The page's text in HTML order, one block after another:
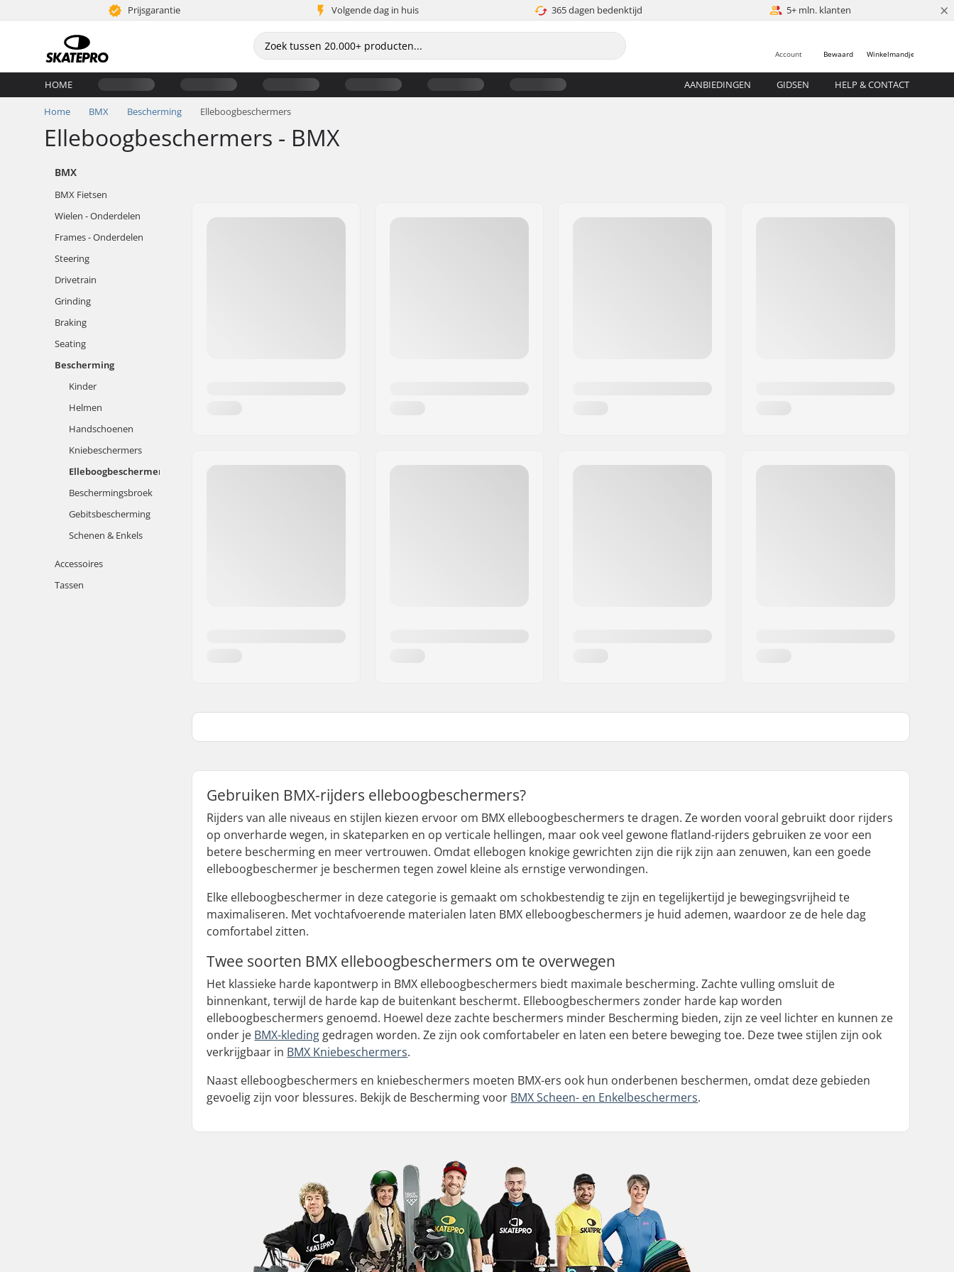
Prijsgarantie Volgende dag in huis 365 dagen bedenktijd 5+ mln. klanten ×
Winkelmandje
Bewaard
Account
HOME AANBIEDINGEN GIDSEN HELP & CONTACT
Home BMX Bescherming Elleboogbeschermers
Elleboogbeschermers - BMX
BMX
BMX Fietsen
Wielen - Onderdelen
Frames - Onderdelen
Steering
Drivetrain
Grinding
Braking
Seating
Bescherming
Kinder
Helmen
Handschoenen
Kniebeschermers
Elleboogbeschermers
Beschermingsbroek
Gebitsbescherming
Schenen & Enkels
Accessoires
Tassen
Gebruiken BMX-rijders elleboogbeschermers?
Rijders van alle niveaus en stijlen kiezen ervoor om BMX elleboogbeschermers te dragen. Ze worden vooral gebruikt door rijders
op onverharde wegen, in skateparken en op verticale hellingen, maar ook veel gewone flatland-rijders gebruiken ze voor een
betere bescherming en meer vertrouwen. Omdat ellebogen knokige gewrichten zijn die rijk zijn aan zenuwen, kan een goede
elleboogbeschermer je beschermen tegen zowel kleine als ernstige verwondingen.
Elke elleboogbeschermer in deze categorie is gemaakt om schokbestendig te zijn en tegelijkertijd je bewegingsvrijheid te
maximaliseren. Met vochtafvoerende materialen laten BMX elleboogbeschermers je huid ademen, waardoor ze de hele dag
comfortabel zitten.
Twee soorten BMX elleboogbeschermers om te overwegen
Het klassieke harde kapontwerp in BMX elleboogbeschermers biedt maximale bescherming. Zachte vulling omsluit de
binnenkant, terwijl de harde kap de buitenkant beschermt. Elleboogbeschermers zonder harde kap worden
elleboogbeschermers genoemd. Hoewel deze zachte beschermers minder Bescherming bieden, zijn ze veel lichter en kunnen ze
onder je BMX-kleding gedragen worden. Ze zijn ook comfortabeler en laten een betere beweging toe. Deze twee stijlen zijn ook
verkrijgbaar in BMX Kniebeschermers.
Naast elleboogbeschermers en kniebeschermers moeten BMX-ers ook hun onderbenen beschermen, omdat deze gebieden
gevoelig zijn voor blessures. Bekijk de Bescherming voor BMX Scheen- en Enkelbeschermers.